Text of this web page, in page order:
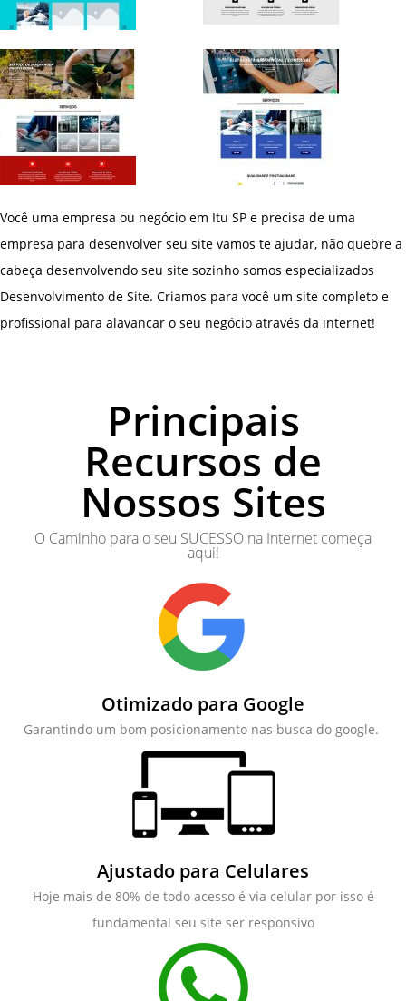
Você uma empresa ou negócio em Itu SP e precisa de uma
empresa para desenvolver seu site vamos te ajudar, não quebre a
cabeça desenvolvendo seu site sozinho somos especializados
Desenvolvimento de Site. Criamos para você um site completo e
profissional para alavancar o seu negócio através da internet!
Principais
Recursos de
Nossos Sites
O Caminho para o seu SUCESSO na Internet começa
aqui!
Otimizado para Google
Garantindo um bom posicionamento nas busca do google.
Ajustado para Celulares
Hoje mais de 80% de todo acesso é via celular por isso é
fundamental seu site ser responsivo